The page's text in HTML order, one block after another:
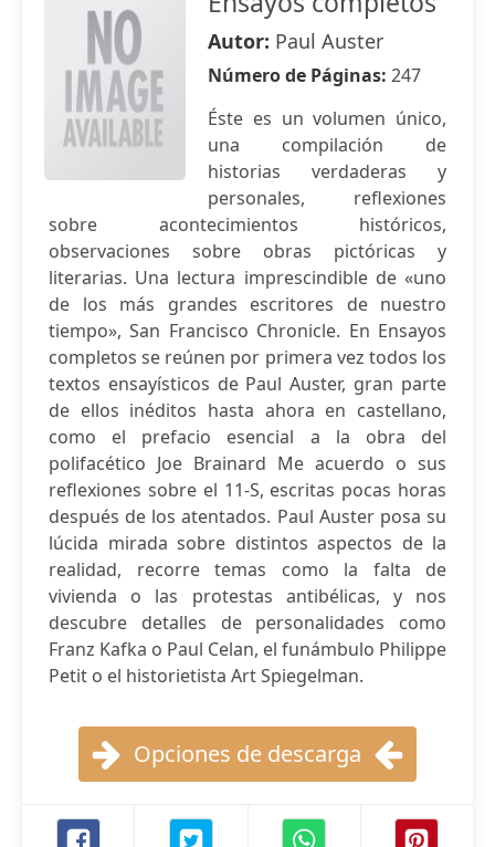
Autor: Paul Auster
Número de Páginas: 247
Éste es un volumen único,
una compilación de
historias verdaderas y
personales, reflexiones
sobre acontecimientos históricos,
observaciones sobre obras pictóricas y
literarias. Una lectura imprescindible de «uno
de los más grandes escritores de nuestro
tiempo», San Francisco Chronicle. En Ensayos
completos se reúnen por primera vez todos los
textos ensayísticos de Paul Auster, gran parte
de ellos inéditos hasta ahora en castellano,
como el prefacio esencial a la obra del
polifacético Joe Brainard Me acuerdo o sus
reflexiones sobre el 11-S, escritas pocas horas
después de los atentados. Paul Auster posa su
lúcida mirada sobre distintos aspectos de la
realidad, recorre temas como la falta de
vivienda o las protestas antibélicas, y nos
descubre detalles de personalidades como
Franz Kafka o Paul Celan, el funámbulo Philippe
Petit o el historietista Art Spiegelman.
Opciones de descarga